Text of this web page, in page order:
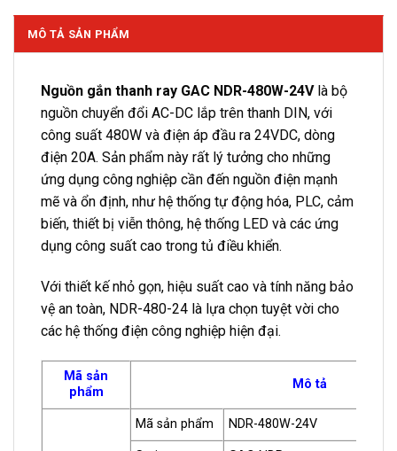
MÔ TẢ SẢN PHẨM
Nguồn gắn thanh ray GAC NDR-480W-24V là bộ
nguồn chuyển đổi AC-DC lắp trên thanh DIN, với
công suất 480W và điện áp đầu ra 24VDC, dòng
điện 20A. Sản phẩm này rất lý tưởng cho những
ứng dụng công nghiệp cần đến nguồn điện mạnh
mẽ và ổn định, như hệ thống tự động hóa, PLC, cảm
biến, thiết bị viễn thông, hệ thống LED và các ứng
dụng công suất cao trong tủ điều khiển.
Với thiết kế nhỏ gọn, hiệu suất cao và tính năng bảo
vệ an toàn, NDR-480-24 là lựa chọn tuyệt vời cho
các hệ thống điện công nghiệp hiện đại.
Mã sản
phẩm
Mô tả
Mã sản phẩm NDR-480W-24V